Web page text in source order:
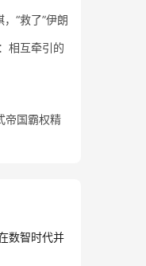
“救了”伊朗
相互牵引的
帝国霸权精
数智时代并